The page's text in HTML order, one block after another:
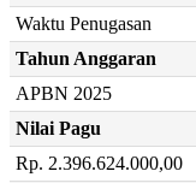
Waktu Penugasan
Tahun Anggaran
APBN 2025
Nilai Pagu
Rp. 2.396.624.000,00